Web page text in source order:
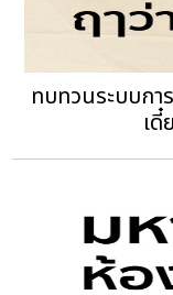
ทบทวนระบบก
เดี๋